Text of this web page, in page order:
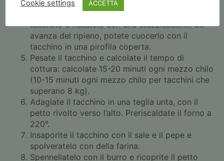
volume durante la cottura.
Ripiegate il lembo del collo sotto la schiena del
tacchino e fissatelo con uno stuzzicadenti. Se
avanza del ripieno, potete cuocerlo con il
tacchino in una pirofila coperta.
Pesate il tacchino e calcolate il tempo di
cottura: calcolate 15-20 minuti ogni mezzo chilo
(10-15 minuti ogni mezzo chilo per tacchini che
superano 8 kg).
Adagiate il tacchino in una teglia unta, con il
petto rivolto verso l’alto. Preriscaldate il forno a
220°.
Insaporite il tacchino con il sale e il pepe e
spolveratelo con della farina.
Spennellatelo con il burro e ricoprite il petto
Cookie settings ACCETTA